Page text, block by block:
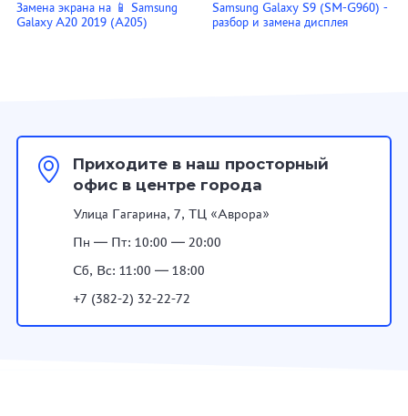
Замена экрана на 📱 Samsung
Galaxy A20 2019 (A205)
Samsung Galaxy S9 (SM-G960) -
разбор и замена дисплея
Приходите в наш просторный
офис в центре города
Улица Гагарина, 7, ТЦ «Аврора»
Пн — Пт: 10:00 — 20:00
Сб, Вс: 11:00 — 18:00
+7 (382-2) 32-22-72